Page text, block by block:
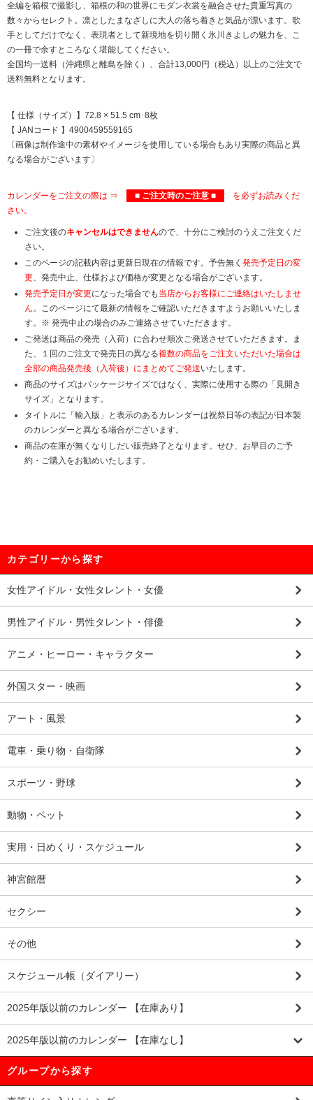
全編を箱根で撮影し、箱根の和の世界にモダン衣裳を融合させた貴重写真の
数々からセレクト。凛としたまなざしに大人の落ち着きと気品が漂います。歌
手としてだけでなく、表現者として新境地を切り開く氷川きよしの魅力を、こ
の一冊で余すところなく堪能してください。
全国均一送料（沖縄県と離島を除く）、合計13,000円（税込）以上のご注文で
送料無料となります。
【 仕様（サイズ）】72.8 × 51.5 cm･8枚
【 JANコード 】4900459559165
〔画像は制作途中の素材やイメージを使用している場合もあり実際の商品と異
なる場合がございます〕
カレンダーをご注文の際は ⇒ ■ ご注文時のご注意 ■
を必ずお読みくだ
さい。
ご注文後のキャンセルはできませんので、十分にご検討のうえご注文くだ
さい。
このページの記載内容は更新日現在の情報です。予告無く 発売予定日の変
更、発売中止、仕様および価格が変更となる場合がございます。
発売予定日が変更になった場合でも 当店からお客様にご連絡はいたしませ
ん。このページにて最新の情報をご確認いただきますようお願いいたしま
す。※ 発売中止の場合のみご連絡させていただきます。
ご発送は商品の発売（入荷）に合わせ順次ご発送させていただきます。ま
た、１回のご注文で発売日の異なる複数の商品をご注文いただいた場合は
全部の商品発売後（入荷後）にまとめてご発送いたします。
商品のサイズはパッケージサイズではなく、実際に使用する際の「見開き
サイズ」となります。
タイトルに「輸入版」と表示のあるカレンダーは祝祭日等の表記が日本製
のカレンダーと異なる場合がございます。
商品の在庫が無くなりしだい販売終了となります。せひ、お早目のご予
約・ご購入をお勧めいたします。
カテゴリーから探す
女性アイドル・女性タレント・女優
男性アイドル・男性タレント・俳優
アニメ・ヒーロー・キャラクター
外国スター・映画
アート・風景
電車・乗り物・自衛隊
スポーツ・野球
動物・ペット
実用・日めくり・スケジュール
神宮館暦
セクシー
その他
スケジュール帳（ダイアリー）
2025年版以前のカレンダー 【在庫あり】
2025年版以前のカレンダー 【在庫なし】
グループから探す